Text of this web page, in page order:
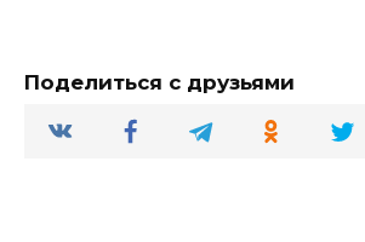
Поделиться с друзьями